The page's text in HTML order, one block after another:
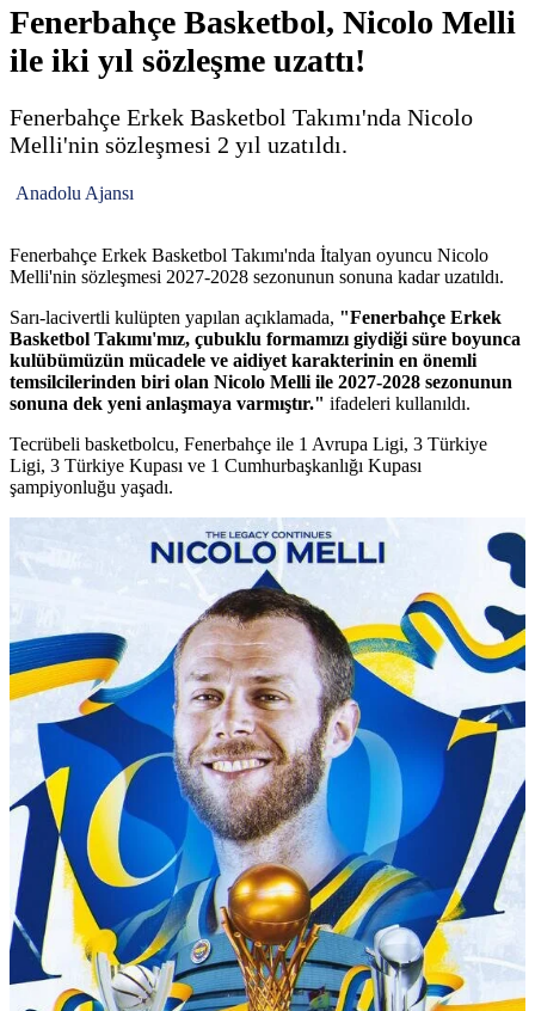
Fenerbahçe Basketbol, Nicolo Melli
ile iki yıl sözleşme uzattı!
Fenerbahçe Erkek Basketbol Takımı'nda Nicolo
Melli'nin sözleşmesi 2 yıl uzatıldı.
Anadolu Ajansı
Fenerbahçe Erkek Basketbol Takımı'nda İtalyan oyuncu Nicolo
Melli'nin sözleşmesi 2027-2028 sezonunun sonuna kadar uzatıldı.
Sarı-lacivertli kulüpten yapılan açıklamada, "Fenerbahçe Erkek
Basketbol Takımı'mız, çubuklu formamızı giydiği süre boyunca
kulübümüzün mücadele ve aidiyet karakterinin en önemli
temsilcilerinden biri olan Nicolo Melli ile 2027-2028 sezonunun
sonuna dek yeni anlaşmaya varmıştır." ifadeleri kullanıldı.
Tecrübeli basketbolcu, Fenerbahçe ile 1 Avrupa Ligi, 3 Türkiye
Ligi, 3 Türkiye Kupası ve 1 Cumhurbaşkanlığı Kupası
şampiyonluğu yaşadı.